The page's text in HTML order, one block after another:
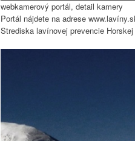
webkamerový portál, detail kamery
Portál nájdete na adrese
Strediska lavínovej prevencie